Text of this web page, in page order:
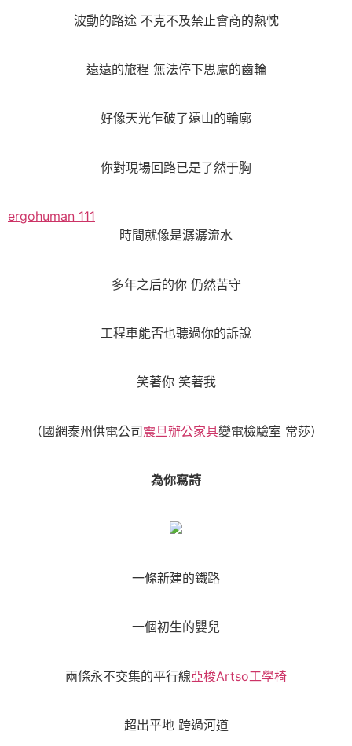
波動的路途 不克不及禁止會商的熱忱
遠遠的旅程 無法停下思慮的齒輪
好像天光乍破了遠山的輪廓
你對現場回路已是了然于胸
ergohuman 111
時間就像是潺潺流水
多年之后的你 仍然苦守
工程車能否也聽過你的訴說
笑著你 笑著我
（國網泰州供電公司震旦辦公家具變電檢驗室 常莎）
為你寫詩
一條新建的鐵路
一個初生的嬰兒
兩條永不交集的平行線亞梭Artso工學椅
超出平地 跨過河道